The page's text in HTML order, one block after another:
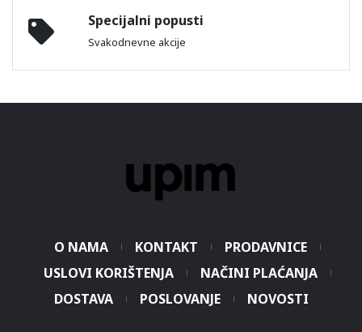
Specijalni popusti
Svakodnevne akcije
O NAMA KONTAKT
PRODAVNICE
USLOVI KORIŠTENJA
NAČINI PLAĆANJA
DOSTAVA
POSLOVANJE NOVOSTI